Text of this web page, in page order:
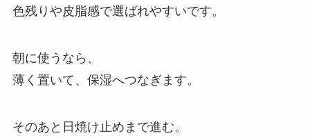
色残りや皮脂感で選ばれやすいです。
朝に使うなら、
薄く置いて、保湿へつなぎます。
そのあと日焼け止めまで進む。